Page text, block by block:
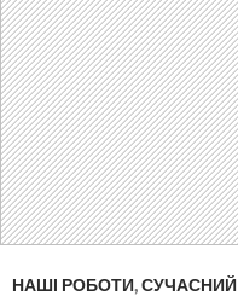
НАШІ РОБОТИ,СУЧАСНИЙ